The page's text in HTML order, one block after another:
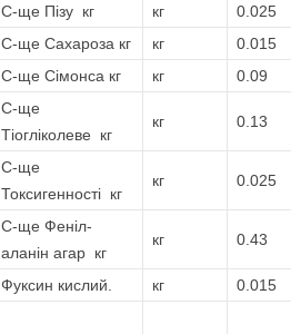
С-ще Пізу кг кг
0.025
С-ще Сахароза кг
кг
0.015
С-ще Сімонса кг
кг
0.09
С-ще
Тіогліколеве кг
кг 0.13
С-ще
Токсигенності кг
кг 0.025
С-ще Феніл-
аланін агар кг
кг 0.43
Фуксин кислий. кг
0.015